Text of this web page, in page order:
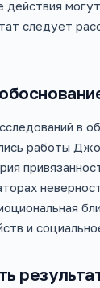
следует
в
работы
и